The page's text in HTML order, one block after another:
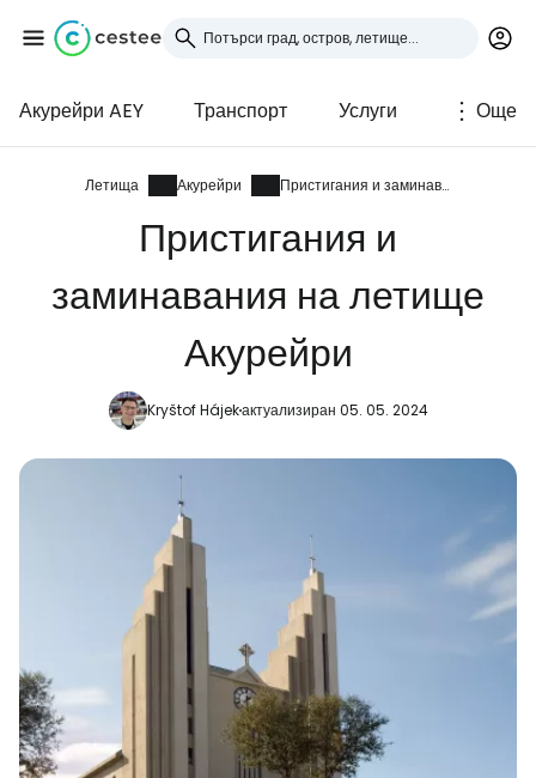
Акурейри AEY Транспорт Услуги Още
Летища Акурейри Пристигания и заминавания
Пристигания и
заминавания на летище
Акурейри
Kryštof Hájekактуализиран 05. 05. 2024
Влезте в Cestee
... световната общност на туристите
Продължете с Facebook
Продължете с имейл